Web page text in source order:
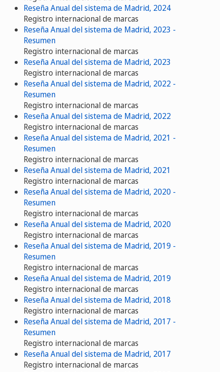
Reseña Anual del sistema de Madrid, 2024
Registro internacional de marcas
Reseña Anual del sistema de Madrid, 2023 -
Resumen
Registro internacional de marcas
Reseña Anual del sistema de Madrid, 2023
Registro internacional de marcas
Reseña Anual del sistema de Madrid, 2022 -
Resumen
Registro internacional de marcas
Reseña Anual del sistema de Madrid, 2022
Registro internacional de marcas
Reseña Anual del sistema de Madrid, 2021 -
Resumen
Registro internacional de marcas
Reseña Anual del sistema de Madrid, 2021
Registro internacional de marcas
Reseña Anual del sistema de Madrid, 2020 -
Resumen
Registro internacional de marcas
Reseña Anual del sistema de Madrid, 2020
Registro internacional de marcas
Reseña Anual del sistema de Madrid, 2019 -
Resumen
Registro internacional de marcas
Reseña Anual del sistema de Madrid, 2019
Registro internacional de marcas
Reseña Anual del sistema de Madrid, 2018
Registro internacional de marcas
Reseña Anual del sistema de Madrid, 2017 -
Resumen
Registro internacional de marcas
Reseña Anual del sistema de Madrid, 2017
Registro internacional de marcas